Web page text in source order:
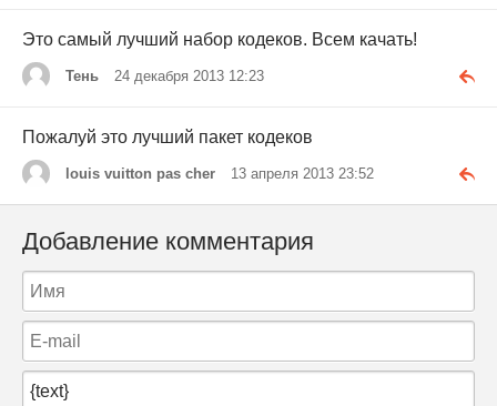
Это самый лучший набор кодеков. Всем качать!
Тень 24 декабря 2013 12:23
Пожалуй это лучший пакет кодеков
louis vuitton pas cher 13 апреля 2013 23:52
Добавление комментария